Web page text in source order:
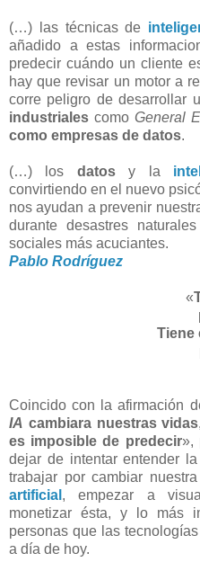
(…) las técnicas de
añadido a estas
predecir cuándo un cliente
hay que revisar un motor a
corre peligro de desarrollar
industriales comoGeneral
como empresas de datos.
(…) los datosy la
convirtiendo en el nuevo
nos ayudan a prevenir
durante desastres
sociales más acuciantes.
Pablo Rodríguez
«
Tiene
Coincido con la afirmación
IA cambiara nuestras vidas
es imposible de predecir»,
dejar de intentar entender la
trabajar por cambiar
artificial , empezar a
monetizar ésta, y lo más
personas que las
a día de hoy.